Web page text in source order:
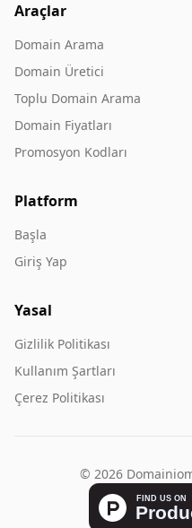
Araçlar
Domain Arama
Domain Üretici
Toplu Domain Arama
Domain Fiyatları
Promosyon Kodları
Platform
Başla
Giriş Yap
Yasal
Gizlilik Politikası
Kullanım Şartları
Çerez Politikası
© 2026